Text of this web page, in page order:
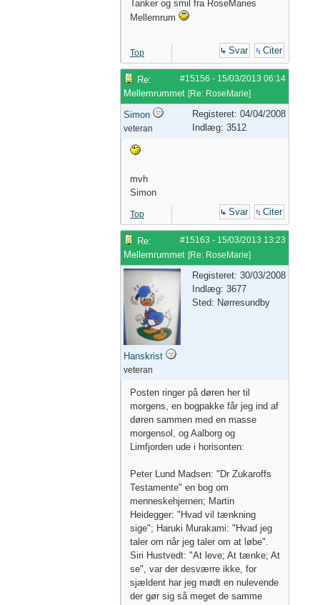
Tanker og smil fra RoseMaries
Mellemrum
Top Svar Citer
#15156 - 15/03/2013 06:14
Re:
Mellemrummet [Re: RoseMarie]
Simon
veteran
Registeret: 04/04/2008
Indlæg: 3512
mvh
Simon
Top Svar Citer
#15163 - 15/03/2013 13:23
Re:
Mellemrummet [Re: RoseMarie]
Hanskrist
veteran
Registeret: 30/03/2008
Indlæg: 3677
Sted: Nørresundby
Posten ringer på døren her til
morgens, en bogpakke får jeg ind af
døren sammen med en masse
morgensol, og Aalborg og
Limfjorden ude i horisonten:
Peter Lund Madsen: "Dr Zukaroffs
Testamente" en bog om
menneskehjernen; Martin
Heidegger: "Hvad vil tænkning
sige"; Haruki Murakami: "Hvad jeg
taler om når jeg taler om at løbe".
Siri Hustvedt: "At leve; At tænke; At
se", var der desværre ikke, for
sjældent har jeg mødt en nulevende
der gør sig så meget de samme